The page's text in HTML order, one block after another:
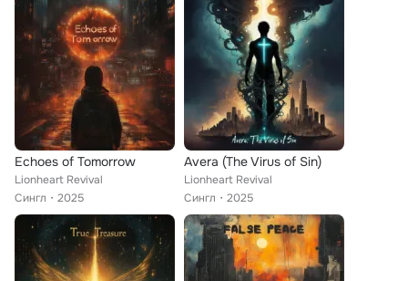
Echoes of Tomorrow
Lionheart Revival
Сингл
2025
Avera (The Virus of Sin)
Lionheart Revival
Сингл
2025